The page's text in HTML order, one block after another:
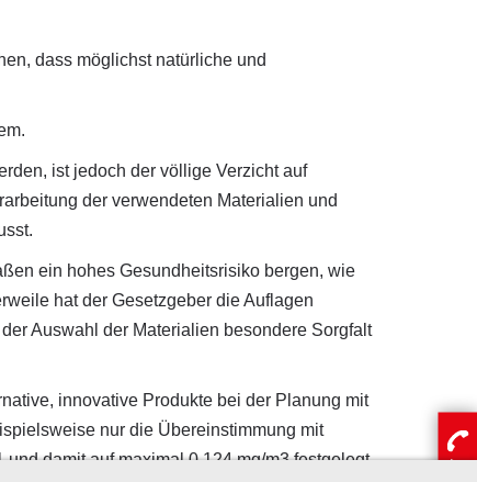
dass möglichst natürliche und
ist jedoch der völlige Verzicht auf
der verwendeten Materialien und
ein hohes Gesundheitsrisiko bergen, wie
hat der Gesetzgeber die Auflagen
Auswahl der Materialien besondere Sorgfalt
innovative Produkte bei der Planung mit
nur die Übereinstimmung mit
damit auf maximal 0,124 mg/m3 festgelegt